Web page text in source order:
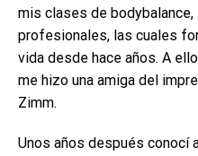
mis clases de
profesionales, las cuales
vida desde hace años. A
me hizo una amiga del
Zimm.
Unos años después conocí